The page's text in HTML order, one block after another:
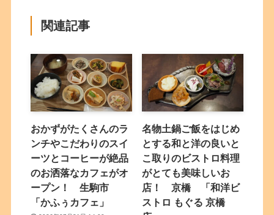
関連記事
おかずがたくさんのラ
ンチやこだわりのスイ
ーツとコーヒーが絶品
のお洒落なカフェがオ
ープン！ 生駒市
「かふぅカフェ」
名物土鍋ご飯をはじめ
とする和と洋の良いと
こ取りのビストロ料理
がとても美味しいお
店！ 京橋 「和洋ビ
ストロ もぐる 京橋